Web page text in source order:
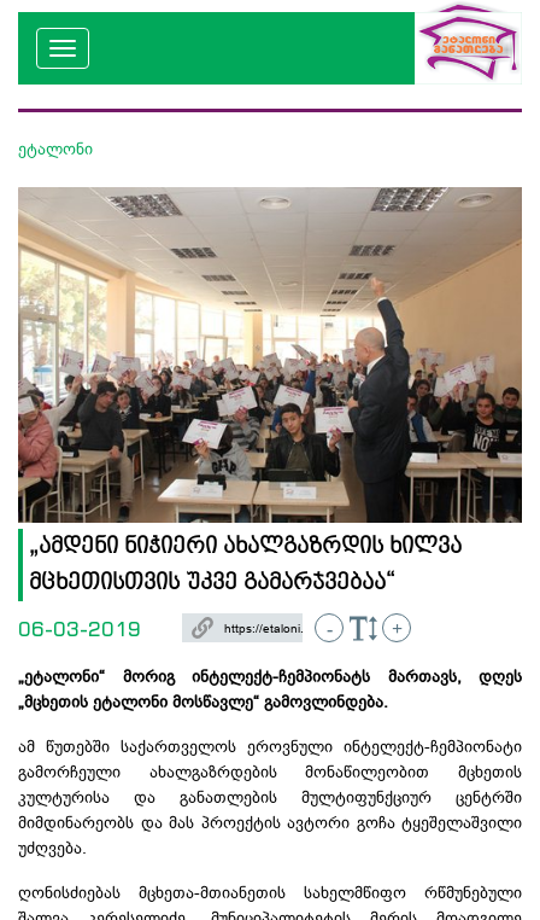
ეტალონი
„ამდენი ნიჭიერი ახალგაზრდის ხილვა
მცხეთისთვის უკვე გამარჯვებაა“
06-03-2019 - +
„ეტალონი“ მორიგ ინტელექტ-ჩემპიონატს მართავს, დღეს
„მცხეთის ეტალონი მოსწავლე“ გამოვლინდება.
ამ წუთებში საქართველოს ეროვნული ინტელექტ-ჩემპიონატი
გამორჩეული ახალგაზრდების მონაწილეობით მცხეთის
კულტურისა და განათლების მულტიფუნქციურ ცენტრში
მიმდინარეობს და მას პროექტის ავტორი გოჩა ტყეშელაშვილი
უძღვება.
ღონისძიებას მცხეთა-მთიანეთის სახელმწიფო რწმუნებული